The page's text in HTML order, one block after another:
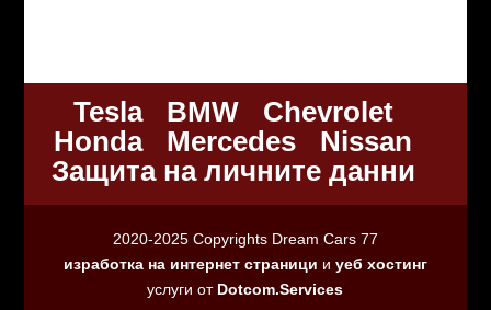
Tesla BMW
Chevrolet
Honda
Mercedes
Nissan
Защита на личните данни
2020-2025 Copyrights Dream Cars 77
изработка на интернет страници и уеб хостинг
услуги от Dotcom.Services